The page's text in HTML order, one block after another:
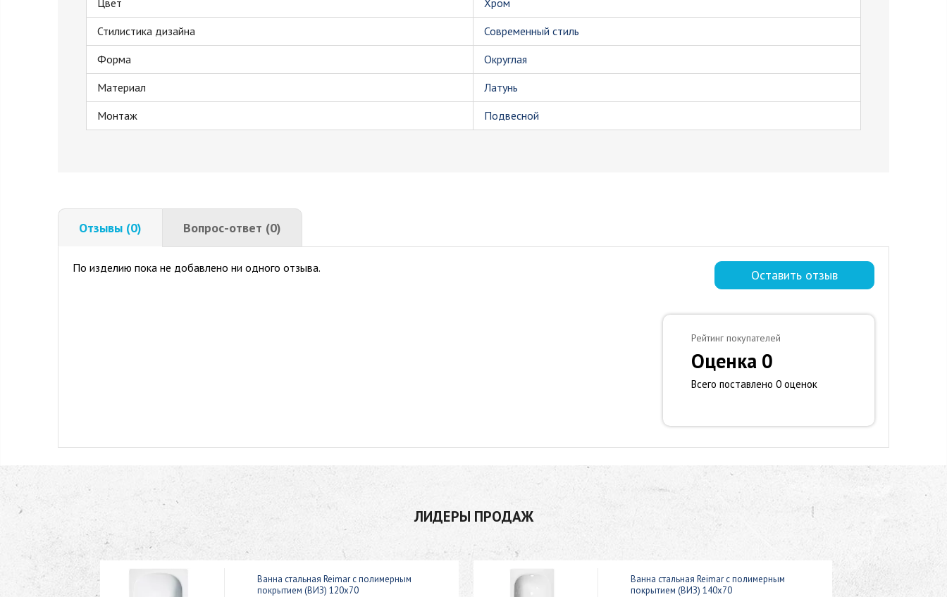
Цвет
Хром
Стилистика дизайна
Современный стиль
Форма
Округлая
Материал
Латунь
Монтаж
Подвесной
Отзывы (0) Вопрос-ответ (0)
По изделию пока не добавлено ни одного отзыва. Оставить отзыв
Рейтинг покупателей
Оценка 0
Всего поставлено 0 оценок
ЛИДЕРЫ ПРОДАЖ
150x70
Ванна стальная Reimar с полимерным
покрытием (ВИЗ) 120x70
Ванна стальная Reimar с полимерным
покрытием (ВИЗ) 140x70